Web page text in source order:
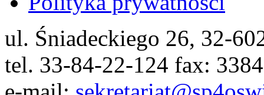
ul. Śniadeckiego 26, 32-
tel. 33-84-22-124 fax: